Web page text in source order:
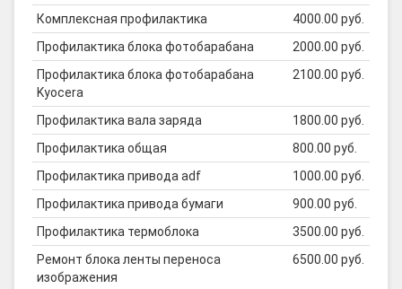
Комплексная профилактика
4000.00 руб.
Профилактика блока фотобарабана
2000.00 руб.
Профилактика блока фотобарабана
Kyocera
2100.00 руб.
Профилактика вала заряда
1800.00 руб.
Профилактика общая
800.00 руб.
Профилактика привода adf
1000.00 руб.
Профилактика привода бумаги
900.00 руб.
Профилактика термоблока
3500.00 руб.
Ремонт блока ленты переноса
изображения
6500.00 руб.